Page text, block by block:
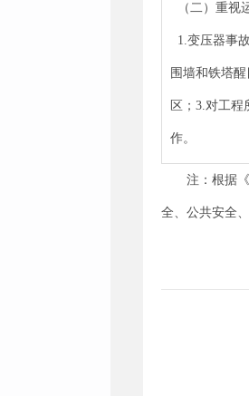
（二）重视
1.变压器事
围墙和铁塔
区；3.对工
作。
注：根据
全、公共安全